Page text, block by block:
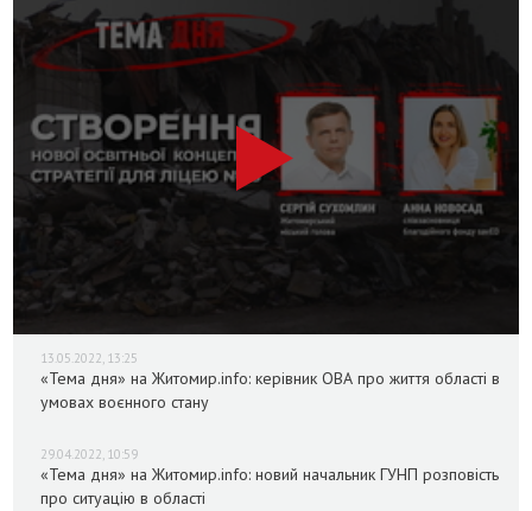
13.05.2022, 13:25
«Тема дня» на Житомир.info: керівник ОВА про життя області в
умовах воєнного стану
29.04.2022, 10:59
«Тема дня» на Житомир.info: новий начальник ГУНП розповість
про ситуацію в області